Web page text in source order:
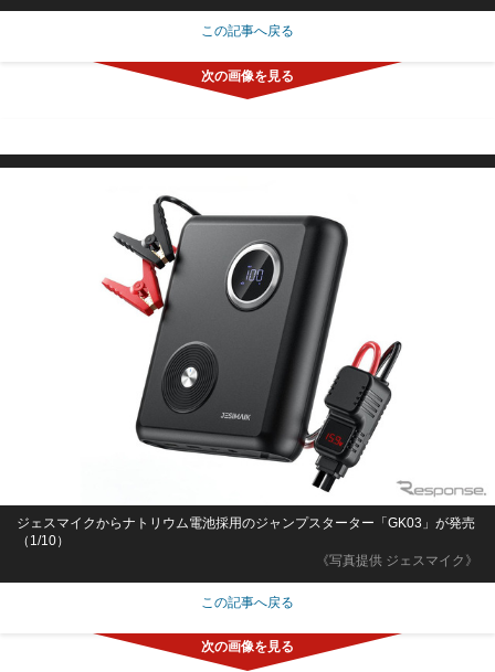
この記事へ戻る
《写真提供 ジェスマイク》
ジェスマイクからナトリウム電池採用のジャンプスターター「GK03」が発売
（1/10）
この記事へ戻る